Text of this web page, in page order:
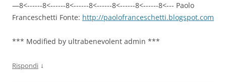
—8<------8<------8<------8<------8<------8<------8<--- Paolo
Franceschetti Fonte: http://paolofranceschetti.blogspot.com
*** Modified by ultrabenevolent admin ***
Rispondi ↓